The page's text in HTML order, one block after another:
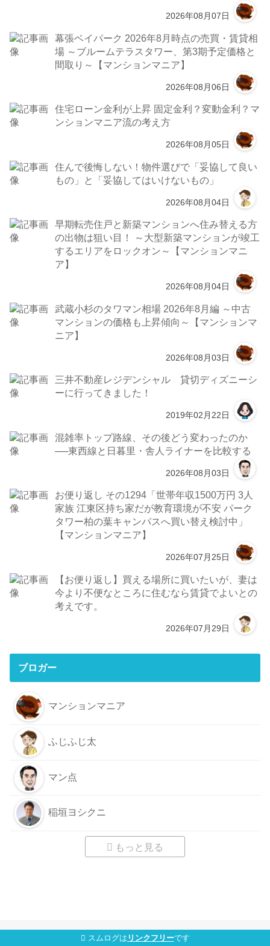
2026年08月07日
幕張ベイパーク 2026年8月時点の売買・賃貸相
場 ～ブルームテラスタワー、第3期予定価格と
間取り～【マンションマニア】
2026年08月06日
住宅ローン金利が上昇 固定金利？変動金利？マ
ンションマニア流の考え方
2026年08月05日
住んで後悔しない！物件選びで「妥協して良い
もの」と「妥協してはいけないもの」
2026年08月04日
早期転売住戸と新築マンションへ住み替える方
の出物は狙い目！ ～大型新築マンションが竣工
するエリアをロックオン～【マンションマニ
ア】
2026年08月04日
武蔵小杉のタワマン相場 2026年8月編 ～中古
マンションの価格も上昇傾向～【マンションマ
ニア】
2026年08月03日
三井不動産レジデンシャル 貸切ディズニーシ
ーに行ってきました！
2019年02月22日
混雑率トップ路線、その後どう変わったのか
──東西線と日暮里・舎人ライナーを比較する
2026年08月03日
お便り返し その1294「世帯年収1500万円 3人
家族 江東区持ち家だが教育環境が不安 パーク
タワー柏の葉キャンパスへ買い替え検討中」
【マンションマニア】
2026年07月25日
【お便り返し】買える場所に買いたいが、妻は
今より不便なところに住むなら賃貸でよいとの
考えです。
2026年07月29日
ブロガー
マンションマニア
ふじふじ太
マン点
稲垣ヨシクニ
もっと見る
スムログは リンクフリーです